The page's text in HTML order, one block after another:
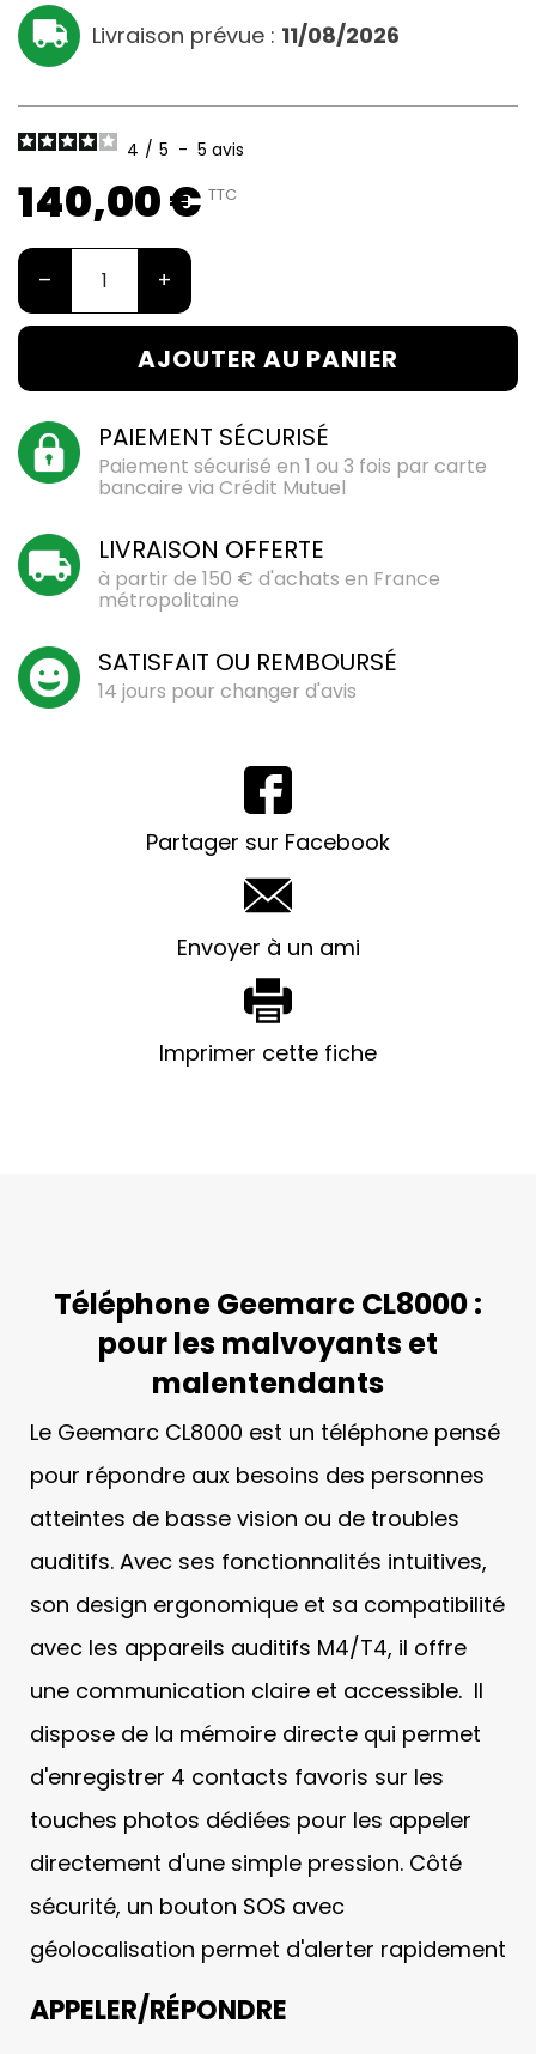
Livraison prévue : 11/08/2026
4 / 5 - 5 avis
140,00 € TTC
– +
AJOUTER AU PANIER
PAIEMENT SÉCURISÉ
Paiement sécurisé en 1 ou 3 fois par carte
bancaire via Crédit Mutuel
LIVRAISON OFFERTE
à partir de 150 € d'achats en France
métropolitaine
SATISFAIT OU REMBOURSÉ
14 jours pour changer d'avis
Partager sur Facebook
Envoyer à un ami
Imprimer cette fiche
Téléphone Geemarc CL8000 :
pour les malvoyants et
malentendants
Le Geemarc CL8000 est un téléphone pensé
pour répondre aux besoins des personnes
atteintes de basse vision ou de troubles
auditifs. Avec ses fonctionnalités intuitives,
son design ergonomique et sa compatibilité
avec les appareils auditifs M4/T4, il offre
une communication claire et accessible. Il
dispose de la mémoire directe qui permet
d'enregistrer 4 contacts favoris sur les
touches photos dédiées pour les appeler
directement d'une simple pression. Côté
sécurité, un bouton SOS avec
géolocalisation permet d'alerter rapidement
APPELER/RÉPONDRE